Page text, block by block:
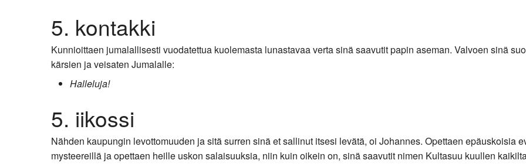
5. kontakki
Kunnioittaen jumalallisesti vuodatettua kuolemasta lunastavaa verta sinä saavutit papin aseman. Valvoen sinä
kärsien ja veisaten Jumalalle:
Halleluja!
5. iikossi
Nähden kaupungin levottomuuden ja sitä surren sinä et sallinut itsesi levätä, oi Johannes. Opettaen epäuskoisia
mysteereillä ja opettaen heille uskon salaisuuksia, niin kuin oikein on, sinä saavutit nimen Kultasuu kuullen